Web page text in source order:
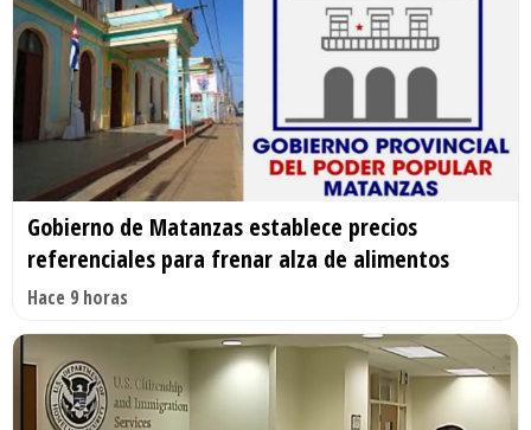
Gobierno de Matanzas establece precios
referenciales para frenar alza de alimentos
Hace 9 horas